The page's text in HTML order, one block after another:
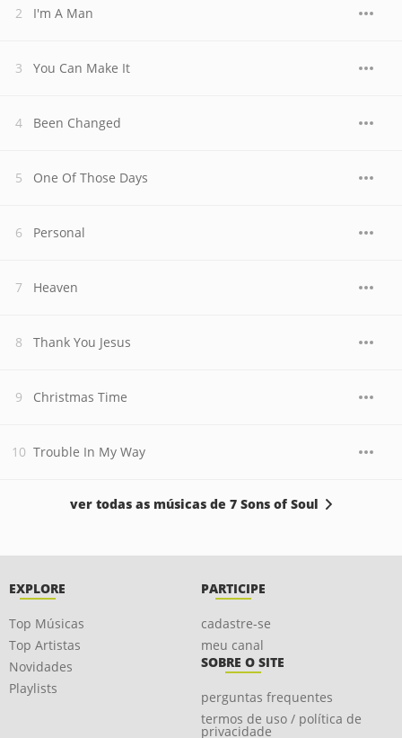
I'm A Man
You Can Make It
Been Changed
One Of Those Days
Personal
Heaven
Thank You Jesus
Christmas Time
Trouble In My Way
ver todas as músicas de 7 Sons of Soul
EXPLORE
Top Músicas
Top Artistas
Novidades
Playlists
PARTICIPE
cadastre-se
meu canal
SOBRE O SITE
perguntas frequentes
termos de uso / política de
privacidade